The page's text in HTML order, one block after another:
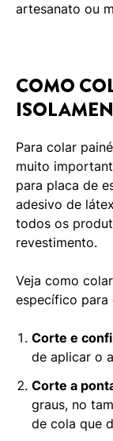
artesanato ou
COMO
Para colar
muito
para placa de
adesivo de
todos os
revestimento.
Veja como
específico para
Corte e
de aplicar o
Corte a
graus, no
de cola que